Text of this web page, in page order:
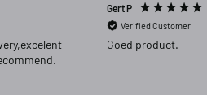
Gert P
Verified Customer
Goed product.